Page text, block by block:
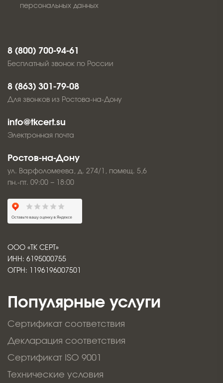
персональных данных
Популярные услуги
Сертификат соответствия
Декларация соответствия
Сертификат ISO 9001
Технические условия
8 (800) 700-94-61
Бесплатный звонок по России
8 (863) 301-79-08
Для звонков из Ростова-на-Дону
info@tkcert.su
Электронная почта
Ростов-на-Дону
ул. Варфоломеева, д. 274/1, помещ. 5,6
пн.-пт. 09:00 − 18:00
ООО «ТК СЕРТ»
ИНН: 6195000755
ОГРН: 1196196007501